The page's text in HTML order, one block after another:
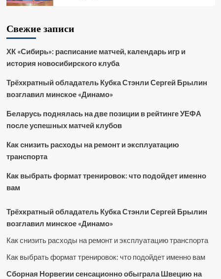
Свежие записи
ХК «Сибирь»: расписание матчей, календарь игр и
история новосибирского клуба
Трёхкратный обладатель Кубка Стэнли Сергей Брылин
возглавил минское «Динамо»
Беларусь поднялась на две позиции в рейтинге УЕФА
после успешных матчей клубов
Как снизить расходы на ремонт и эксплуатацию
транспорта
Как выбрать формат тренировок: что подойдет именно
вам
Трёхкратный обладатель Кубка Стэнли Сергей Брылин
возглавил минское «Динамо»
Как снизить расходы на ремонт и эксплуатацию транспорта
Как выбрать формат тренировок: что подойдет именно вам
Сборная Норвегии сенсационно обыграла Швецию на